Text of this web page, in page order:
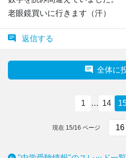
老眼鏡買いに行きます（汗）
返信する
全体に
1 … 14
現在 15/16 ページ